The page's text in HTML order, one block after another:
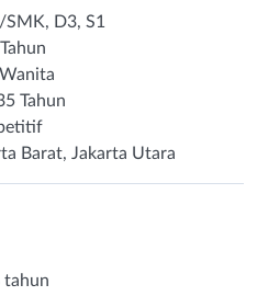
D3, S1
Tahun
Barat, Jakarta Utara
tahun